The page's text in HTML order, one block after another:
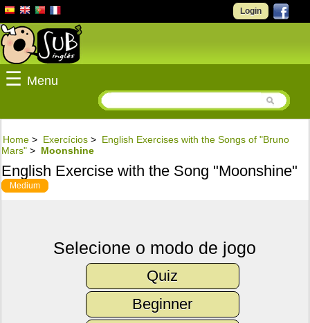
Login
☰ Menu
Home > Exercícios > English Exercises with the Songs of "Bruno
Mars" > Moonshine
English Exercise with the Song "Moonshine"
Medium
Selecione o modo de jogo
Quiz
Beginner